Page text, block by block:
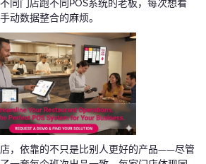
同门店跑不同POS系统的老板，每次想看
动数据整合的麻烦。
，依靠的不只是比别人更好的产品——尽管